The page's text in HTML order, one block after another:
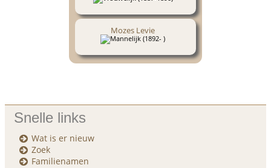
Mozes Levie
(1892- )
Snelle links
Wat is er nieuw
Zoek
Familienamen